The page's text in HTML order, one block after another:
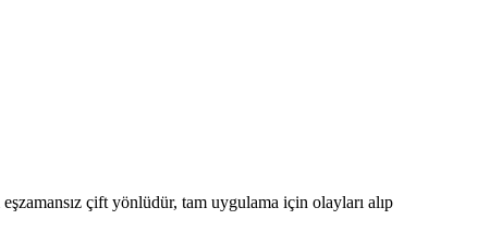
çift yönlüdür, tam uygulama için olayları alıp